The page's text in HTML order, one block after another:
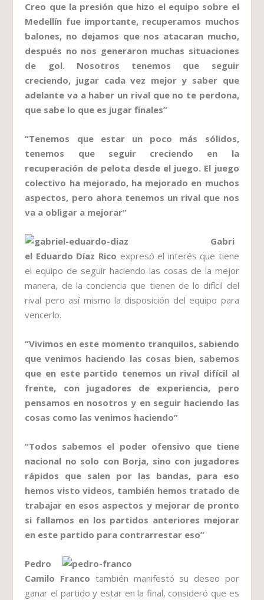
Creo que la presión que hizo el equipo sobre el
Medellín fue importante, recuperamos muchos
balones, no dejamos que nos atacaran mucho,
después no nos generaron muchas situaciones
de gol. Nosotros tenemos que seguir
creciendo, jugar cada vez mejor y saber que
adelante va a haber un rival que no te perdona,
que sabe lo que es jugar finales”
“Tenemos que estar un poco más sólidos,
tenemos que seguir creciendo en la
recuperación de pelota desde el juego. El juego
colectivo ha mejorado, ha mejorado en muchos
aspectos, pero ahora tenemos un rival que nos
va a obligar a mejorar”
Gabri
el Eduardo Díaz Rico expresó el interés que tiene
el equipo de seguir haciendo las cosas de la mejor
manera, de la conciencia que tienen de lo difícil del
rival pero así mismo la disposición del equipo para
vencerlo.
“Vivimos en este momento tranquilos, sabiendo
que venimos haciendo las cosas bien, sabemos
que en este partido tenemos un rival difícil al
frente, con jugadores de experiencia, pero
pensamos en nosotros y en seguir haciendo las
cosas como las venimos haciendo”
“Todos sabemos el poder ofensivo que tiene
nacional no solo con Borja, sino con jugadores
rápidos que salen por las bandas, para eso
hemos visto videos, también hemos tratado de
trabajar en esos aspectos y mejorar de pronto
si fallamos en los partidos anteriores mejorar
en este partido para contrarrestar eso”
Pedro
Camilo Franco también manifestó su deseo por
ganar el partido y estar en la final, consideró que es